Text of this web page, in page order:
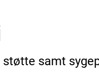
samt